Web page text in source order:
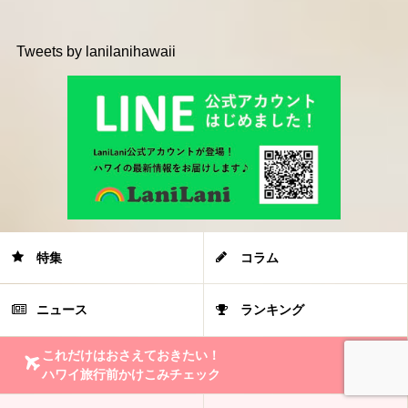
Tweets by lanilanihawaii
特集 コラム
ニュース ランキング
これだけはおさえておきたい！
ハワイ旅行前かけこみチェック